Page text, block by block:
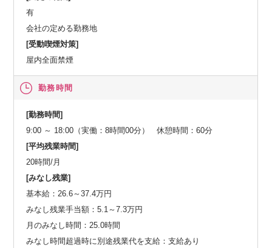
有
会社の定める勤務地
[受動喫煙対策]
屋内全面禁煙
勤務時間
[勤務時間]
9:00 ～ 18:00（実働：8時間00分） 休憩時間：60分
[平均残業時間]
20時間/月
[みなし残業]
基本給：26.6～37.4万円
みなし残業手当額：5.1～7.3万円
月のみなし時間：25.0時間
みなし時間超過時に別途残業代を支給：支給あり